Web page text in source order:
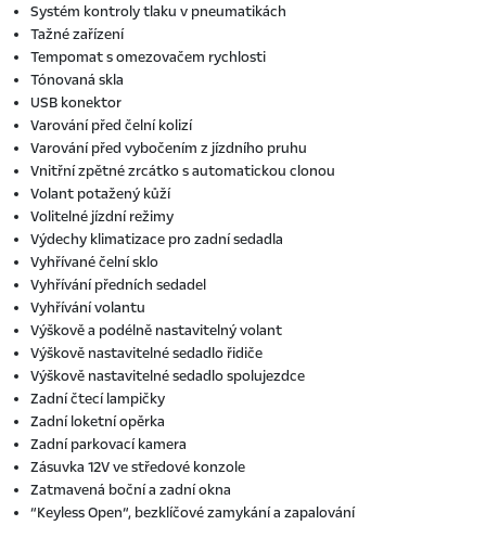
Systém kontroly tlaku v pneumatikách
Tažné zařízení
Tempomat s omezovačem rychlosti
Tónovaná skla
USB konektor
Varování před čelní kolizí
Varování před vybočením z jízdního pruhu
Vnitřní zpětné zrcátko s automatickou clonou
Volant potažený kůží
Volitelné jízdní režimy
Výdechy klimatizace pro zadní sedadla
Vyhřívané čelní sklo
Vyhřívání předních sedadel
Vyhřívání volantu
Výškově a podélně nastavitelný volant
Výškově nastavitelné sedadlo řidiče
Výškově nastavitelné sedadlo spolujezdce
Zadní čtecí lampičky
Zadní loketní opěrka
Zadní parkovací kamera
Zásuvka 12V ve středové konzole
Zatmavená boční a zadní okna
“Keyless Open“, bezklíčové zamykání a zapalování